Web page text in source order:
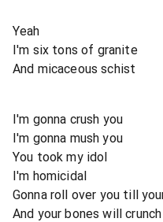
Yeah
I'm six tons of granite
And micaceous schist
I'm gonna crush you
I'm gonna mush you
You took my idol
I'm homicidal
Gonna roll over you till
And your bones will